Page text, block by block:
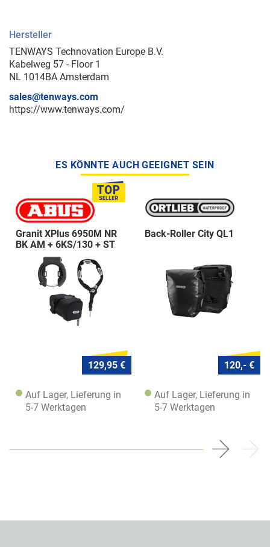
Hersteller
TENWAYS Technovation Europe B.V.
Kabelweg 57 - Floor 1
NL 1014BA Amsterdam
sales@tenways.com
https://www.tenways.com/
ES KÖNNTE AUCH GEEIGNET SEIN
Granit XPlus 6950M NR
BK AM + 6KS/130 + ST
129,95 €
Auf Lager, Lieferung in
5-7 Werktagen
Back-Roller City QL1
120,- €
Auf Lager, Lieferung in
5-7 Werktagen